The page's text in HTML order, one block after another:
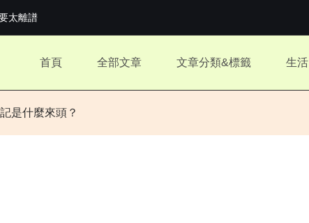
太離譜
上全滿亞，德約...
太離譜
首頁 全部文章 文章分類&標籤 生活
是什麼來頭？